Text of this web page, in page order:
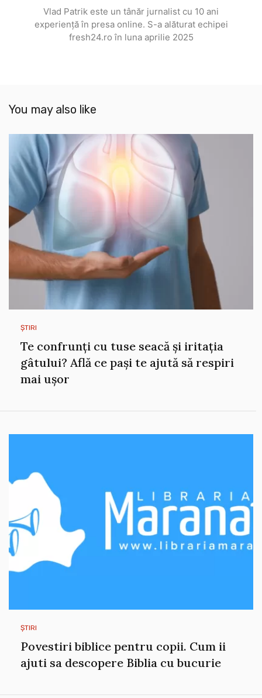
Vlad Patrik este un tânăr jurnalist cu 10 ani
experiență în presa online. S-a alăturat echipei
fresh24.ro în luna aprilie 2025
You may also like
ȘTIRI
Te confrunți cu tuse seacă și iritația
gâtului? Află ce pași te ajută să respiri
mai ușor
ȘTIRI
Povestiri biblice pentru copii. Cum ii
ajuti sa descopere Biblia cu bucurie